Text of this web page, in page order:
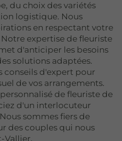
du choix des variétés
logistique. Nous
en respectant votre
expertise de fleuriste
d'anticiper les besoins
solutions adaptées.
conseils d'expert pour
de vos arrangements.
de fleuriste de
d'un interlocuteur
sommes fiers de
des couples qui nous
Vallier.